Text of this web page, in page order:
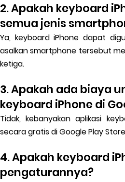
2. Apakah keyboard
semua jenis
Ya, keyboard iPhone dapat
asalkan smartphone tersebut
ketiga.
3. Apakah ada biaya
keyboard iPhone di
Tidak, kebanyakan aplikasi
secara gratis di Google Play
4. Apakah keyboard
pengaturannya?